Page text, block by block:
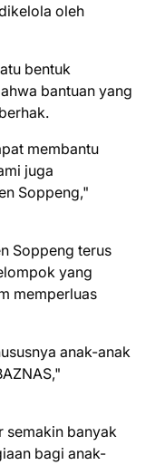
oleh
bentuk
bantuan yang
membantu
juga
Soppeng,"
Soppeng terus
yang
memperluas
anak-anak
semakin banyak
bagi anak-